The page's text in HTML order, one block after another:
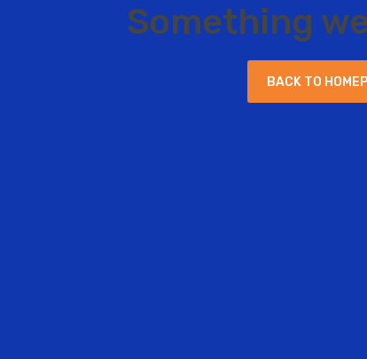
Something w
BACK TO HOM EP